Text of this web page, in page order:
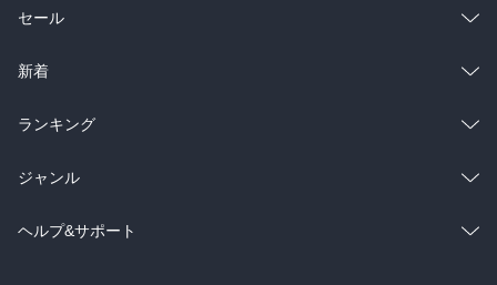
総合
ラノベ
雑誌・グラビア
BL・TL
セール
総合
ラノベ
雑誌・グラビア
BL・TL
新着
総合
ラノベ
雑誌・グラビア
ランキング
総合
ラノベ
ジャンル
コミック
ヘルプ&サポート